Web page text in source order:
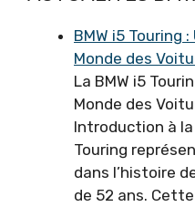
BMW i5 Touring
Monde des
La BMW i5
Monde des
Introduction à la
Touring
dans l’histoire
de 52 ans.